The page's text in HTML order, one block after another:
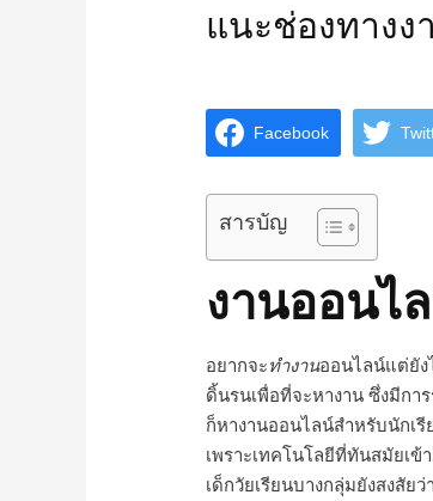
แนะช่องทางง
Facebook
สารบัญ
งานออนไ
อยากจะทำงานออนไลน์แต่ยัง
ดิ้นรนเพื่อที่จะหางาน ซึ่งมีกา
ก็หางานออนไลน์สําหรับนักเ
เพราะเทคโนโลยีที่ทันสมัยเ
เด็กวัยเรียนบางกลุ่มยังสงสัยว่